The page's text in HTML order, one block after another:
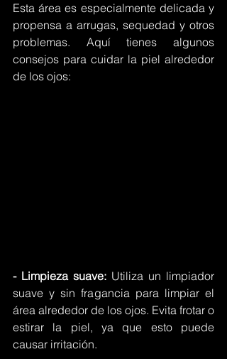
Esta área es especialmente delicada y
propensa a arrugas, sequedad y otros
problemas. Aquí tienes algunos
consejos para cuidar la piel alrededor
de los ojos:
- Limpieza suave: Utiliza un limpiador
suave y sin fragancia para limpiar el
área alrededor de los ojos. Evita frotar o
estirar la piel, ya que esto puede
causar irritación.